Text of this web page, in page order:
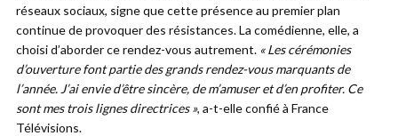
réseaux sociaux, signe que cette présence au premier plan
continue de provoquer des résistances. La comédienne, elle, a
choisi d’aborder ce rendez-vous autrement. « Les cérémonies
d’ouverture font partie des grands rendez-vous marquants de
l’année. J’ai envie d’être sincère, de m’amuser et d’en profiter. Ce
sont mes trois lignes directrices », a-t-elle confié à France
Télévisions.